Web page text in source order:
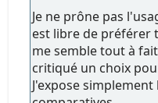
Je ne prône pas
est libre de préférer
me semble tout à
critiqué un choix
J'expose simplement